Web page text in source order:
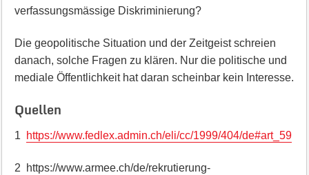
verfassungsmässige Diskriminierung?
Die geopolitische Situation und der Zeitgeist schreien
danach, solche Fragen zu klären. Nur die politische und
mediale Öffentlichkeit hat daran scheinbar kein Interesse.
Quellen
1 https://www.fedlex.admin.ch/eli/cc/1999/404/de#art_59
2 https://www.armee.ch/de/rekrutierung-